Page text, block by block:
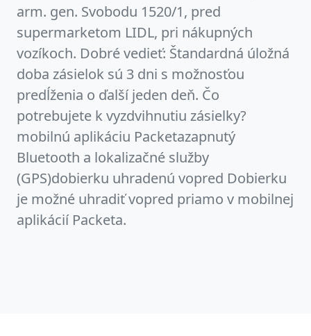
arm. gen. Svobodu 1520/1, pred
supermarketom LIDL, pri nákupných
vozíkoch. Dobré vedieť: Štandardná úložná
doba zásielok sú 3 dni s možnosťou
predĺženia o ďalší jeden deň. Čo
potrebujete k vyzdvihnutiu zásielky?
mobilnú aplikáciu Packetazapnutý
Bluetooth a lokalizačné služby
(GPS)dobierku uhradenú vopred Dobierku
je možné uhradiť vopred priamo v mobilnej
aplikácií Packeta.